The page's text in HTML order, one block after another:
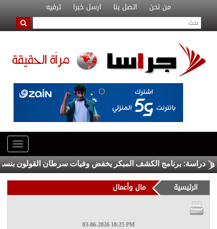
من نحن اتصل بنا ارسل خبرا ترفيه
الكشف المبكر يخفض وفيات سرطان القولون بنسبة 50 بالمئة
الرئيسية مال وأعمال
03-06-2026 10:25 PM